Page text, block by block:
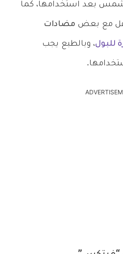
بعد استخدامها، كما
مع بعض مضادات
للبول، وبالطبع يجب